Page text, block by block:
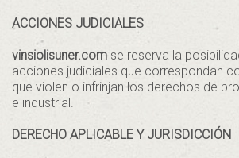
ACCIONES JUDICIALES
vinsiolisuner.com se reserva la
acciones judiciales que correspondan
que violen o infrinjan los derechos de
e industrial.
DERECHO APLICABLE Y JURISDICCIÓN